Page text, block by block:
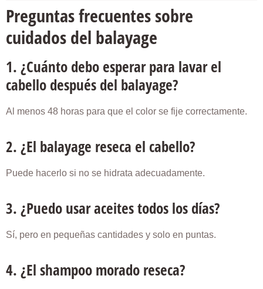
Preguntas frecuentes sobre
cuidados del balayage
1. ¿Cuánto debo esperar para lavar el
cabello después del balayage?
Al menos 48 horas para que el color se fije correctamente.
2. ¿El balayage reseca el cabello?
Puede hacerlo si no se hidrata adecuadamente.
3. ¿Puedo usar aceites todos los días?
Sí, pero en pequeñas cantidades y solo en puntas.
4. ¿El shampoo morado reseca?